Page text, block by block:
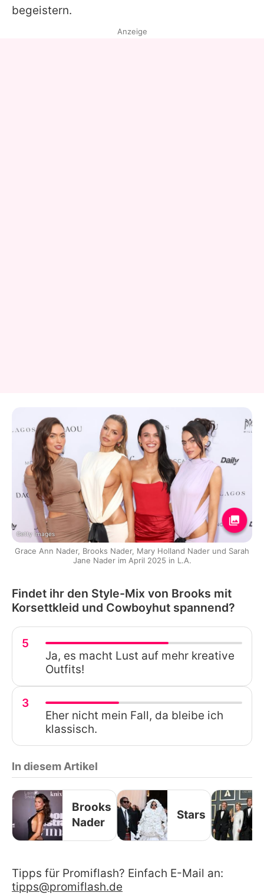
begeistern.
Anzeige
Getty Images
Grace Ann Nader, Brooks Nader, Mary Holland Nader und Sarah
Jane Nader im April 2025 in L.A.
Findet ihr den Style-Mix von Brooks mit
Korsettkleid und Cowboyhut spannend?
5
Ja, es macht Lust auf mehr kreative
Outfits!
3
Eher nicht mein Fall, da bleibe ich
klassisch.
In diesem Artikel
Brooks
Nader
Stars
Tipps für Promiflash? Einfach E-Mail an:
tipps@promiflash.de